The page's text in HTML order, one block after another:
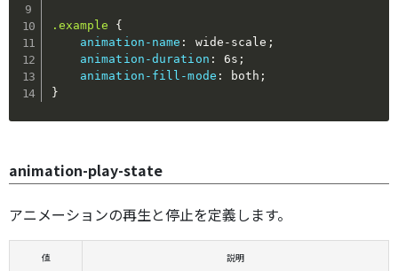
.example
{
animation-name : wide-scale ;
animation-duration : 6s ;
animation-fill-mode : both ;
}
animation-play-state
アニメーションの再生と停止を定義します。
値 説明